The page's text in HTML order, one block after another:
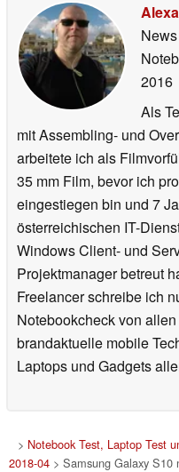
News
2016
Als
mit Assembling- und
arbeitete ich als
35 mm Film, bevor ich
eingestiegen bin und 7
österreichischen IT-
Windows Client- und
Projektmanager betreut
Freelancer schreibe ich
Notebookcheck von
brandaktuelle mobile
Laptops und Gadgets
> Notebook Test, Laptop Test
2018-04 > Samsung Galaxy